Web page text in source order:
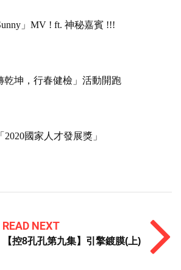
」MV ! ft. 神秘嘉賓 !!!
乾坤，行春健檢」活動開跑
國家人才發展獎」
READ NEXT
【控8孔孔第九集】引擎鍍膜(上)